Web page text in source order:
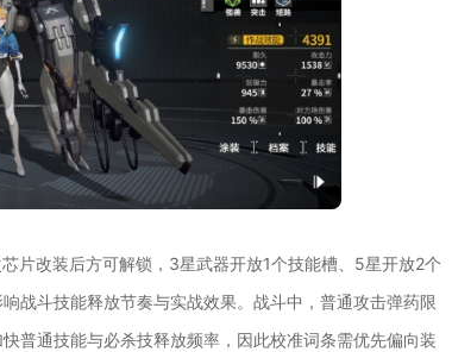
片改装后方可解锁，3星武器开放1个技能槽、5星开放2个
战斗技能释放节奏与实战效果。战斗中，普通攻击弹药限
普通技能与必杀技释放频率，因此校准词条需优先偏向装